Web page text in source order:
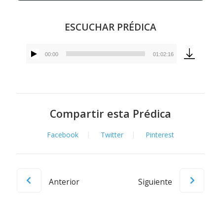
ESCUCHAR PRÉDICA
Reproductor
00:00 01:02:16
Compartir esta Prédica
Facebook Twitter Pinterest
Anterior Siguiente